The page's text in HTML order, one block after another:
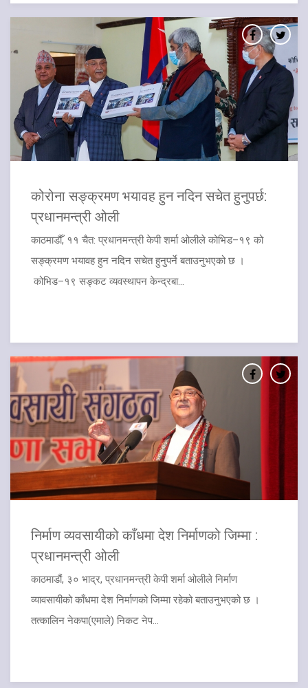
​कोरोना सङ्क्रमण भयावह हुन नदिन सचेत हुनुपर्छ:
प्रधानमन्त्री ओली
काठमाडौँ, ११ चैत: प्रधानमन्त्री केपी शर्मा ओलीले कोभिड–१९ को
सङ्क्रमण भयावह हुन नदिन सचेत हुनुपर्ने बताउनुभएको छ ।
कोभिड–१९ सङ्कट व्यवस्थापन केन्द्रबा...
​निर्माण व्यवसायीको काँधमा देश निर्माणको जिम्मा :
प्रधानमन्त्री ओली
काठमाडौं, ३० भाद्र, प्रधानमन्त्री केपी शर्मा ओलीले निर्माण
व्यावसायीको काँधमा देश निर्माणको जिम्मा रहेको बताउनुभएको छ ।
तत्कालिन नेकपा(एमाले) निकट नेप...